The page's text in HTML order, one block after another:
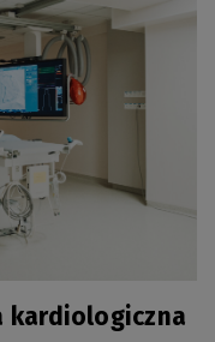
kardiologiczna